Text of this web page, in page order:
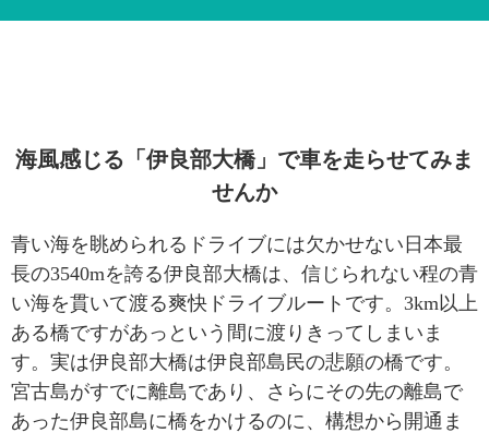
海風感じる「伊良部大橋」で車を走らせてみま
せんか
青い海を眺められるドライブには欠かせない日本最
長の3540mを誇る伊良部大橋は、信じられない程の青
い海を貫いて渡る爽快ドライブルートです。3km以上
ある橋ですがあっという間に渡りきってしまいま
す。実は伊良部大橋は伊良部島民の悲願の橋です。
宮古島がすでに離島であり、さらにその先の離島で
あった伊良部島に橋をかけるのに、構想から開通ま